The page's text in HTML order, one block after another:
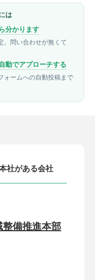
は
分かります
。問い合わせが無くて
動でアプローチする
ォームへの自動投稿まで
社がある会社
備推進本部